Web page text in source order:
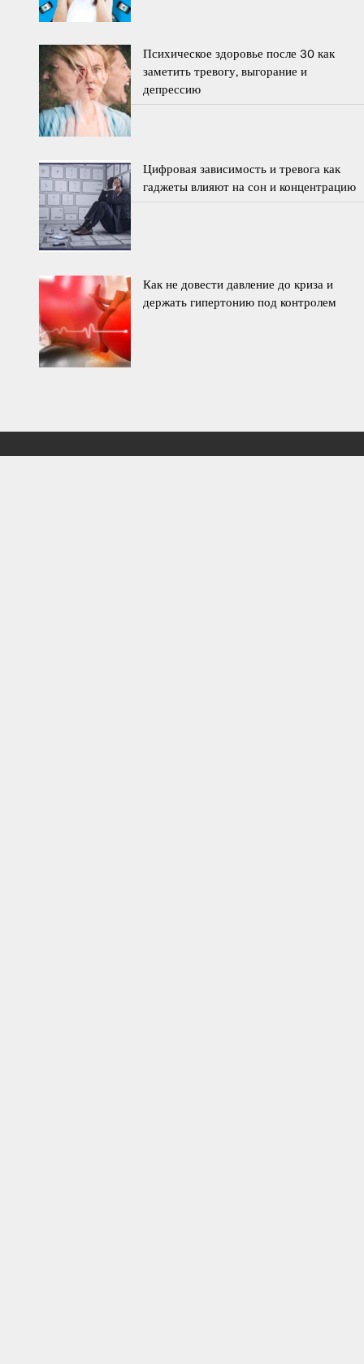
Психическое здоровье после 30 как
заметить тревогу, выгорание и
депрессию
Цифровая зависимость и тревога как
гаджеты влияют на сон и концентрацию
Как не довести давление до криза и
держать гипертонию под контролем